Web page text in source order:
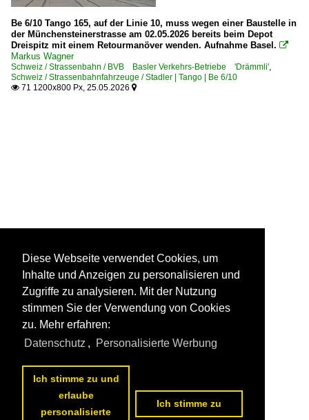
Be 6/10 Tango 165, auf der Linie 10, muss wegen einer Baustelle in
der Münchensteinerstrasse am 02.05.2026 bereits beim Depot
Dreispitz mit einem Retourmanöver wenden. Aufnahme Basel. 
Markus Wagner
Schweiz / Strassenbahn / BVB Basler Verkehrs-Betriebe 'Drämmli',
Schweiz / Strassenbahnfahrzeuge / Stadler | Tango | Be 6/10
 71 1200x800 Px, 25.05.2026 
Diese Webseite verwendet Cookies, um
Inhalte und Anzeigen zu personalisieren und
Zugriffe zu analysieren. Mit der Nutzung
stimmen Sie der Verwendung von Cookies
zu. Mehr erfahren:
Datenschutz , Personalisierte Werbung
Ich stimme zu und
erlaube
personalisierte
Ich stimme zu